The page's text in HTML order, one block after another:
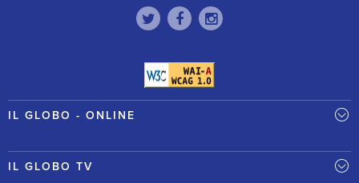
IL GLOBO - ONLINE
IL GLOBO TV